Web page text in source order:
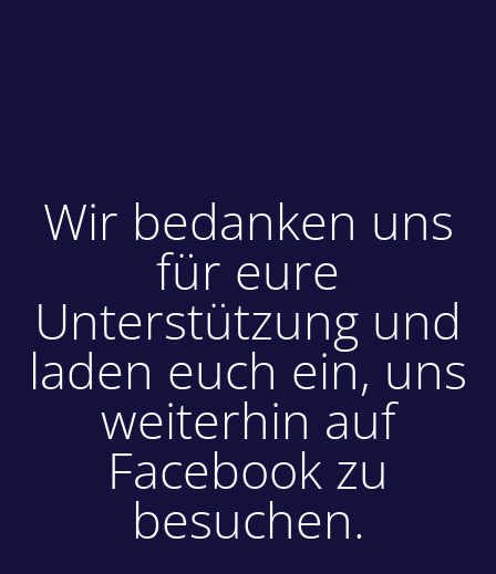
Wir bedanken uns
für eure
Unterstützung und
laden euch ein, uns
weiterhin auf
Facebook zu
besuchen.